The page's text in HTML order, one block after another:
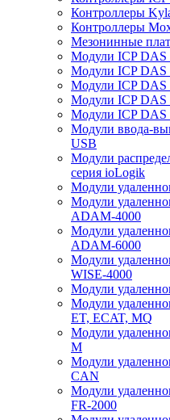
Контроллеры
Контроллеры
Мезонинные
Модули ICP DAS
Модули ICP DAS
Модули ICP DAS
Модули ICP DAS
Модули ICP DAS
Модули ввода-
USB
Модули
серия ioLogik
Модули
Модули
ADAM-4000
Модули
ADAM-6000
Модули
WISE-4000
Модули
Модули
ET, ECAT, MQ
Модули
M
Модули
CAN
Модули
FR-2000